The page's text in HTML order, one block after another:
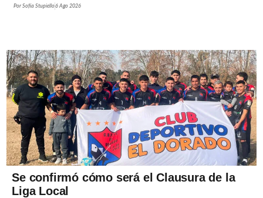
PorSofía Stupiello6 Ago 2026
Se confirmó cómo será el Clausura de la
Liga Local